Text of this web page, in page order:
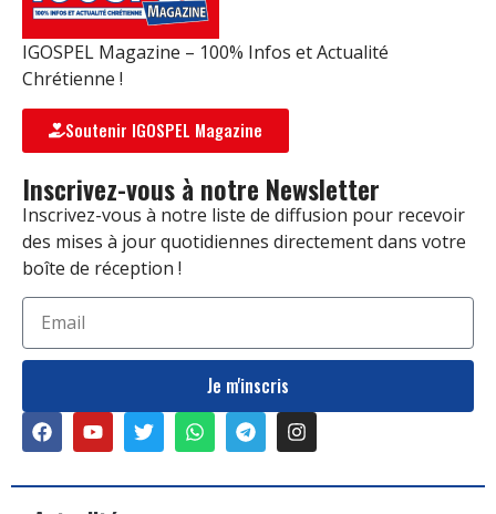
IGOSPEL Magazine – 100% Infos et Actualité
Chrétienne !
Soutenir IGOSPEL Magazine
Inscrivez-vous à notre Newsletter
Inscrivez-vous à notre liste de diffusion pour recevoir
des mises à jour quotidiennes directement dans votre
boîte de réception !
Je m'inscris